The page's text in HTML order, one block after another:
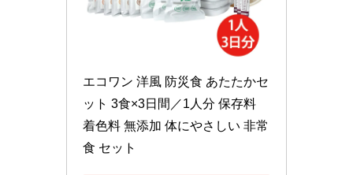
エコワン 洋風 防災食 あたたかセ
ット 3食×3日間／1人分 保存料
着色料 無添加 体にやさしい 非常
食 セット